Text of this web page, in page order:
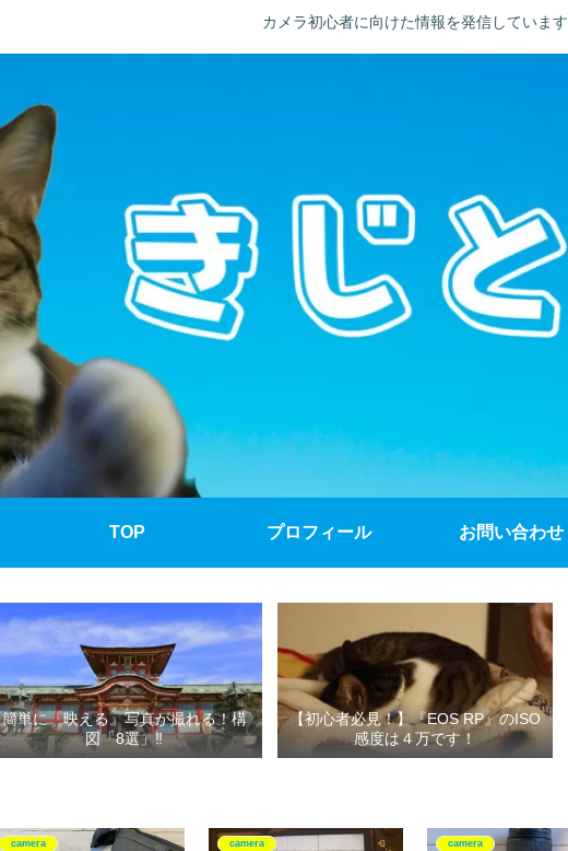
カメラ初心者に向けた情報を発信しています
TOP プロフィール お問い合わせ
簡単に『映える』写真が撮れる！構
図「8選」‼
【初心者必見！】『EOS RP』のISO
感度は４万です！
camera camera camera